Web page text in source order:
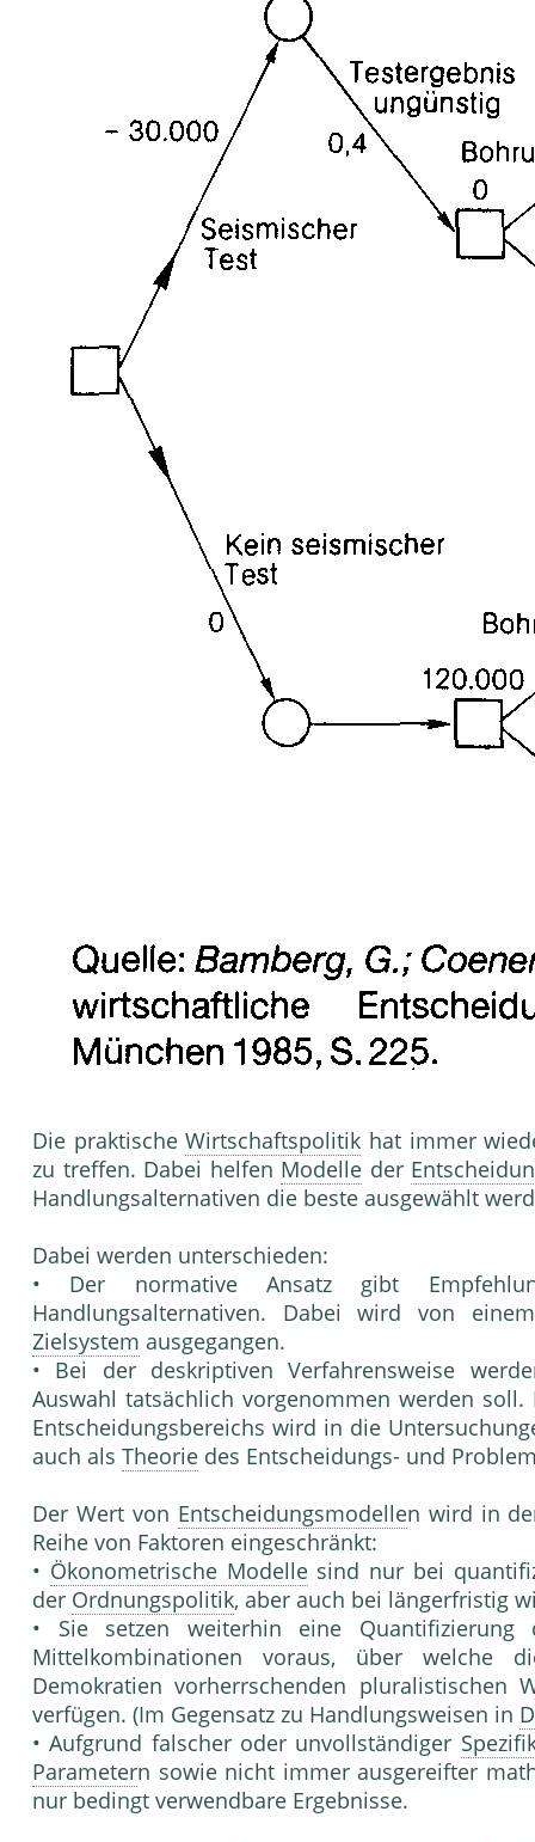
Die praktischeWirtschaftspolitik hat immer
zu treffen. Dabei helfen Modelle der
Handlungsalternativen die beste ausgewählt
Dabei werden unterschieden:
• Der normative Ansatz gibt
Handlungsalternativen. Dabei wird von
Zielsystem ausgegangen.
• Bei der deskriptiven Verfahrensweise
Auswahl tatsächlich vorgenommen werden
Entscheidungsbereichs wird in die
auch als Theorie des Entscheidungs- und
Der Wert von Entscheidungsmodellen wird in
Reihe von Faktoren eingeschränkt:
• Ökonometrische Modellesind nur bei
der Ordnungspolitik, aber auch bei längerfristig
• Sie setzen weiterhin eine
Mittelkombinationen voraus, über welche
Demokratien vorherrschenden
verfügen. (Im Gegensatz zu Handlungsweisen in
• Aufgrund falscher oder unvollständiger
Parametern sowie nicht immer ausgereifter
nur bedingt verwendbare Ergebnisse.